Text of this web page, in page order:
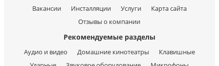
Вакансии
Инсталляции Услуги
Карта сайта
Отзывы о компании
Рекомендуемые разделы
Аудио и видео Домашние кинотеатры
Клавишные